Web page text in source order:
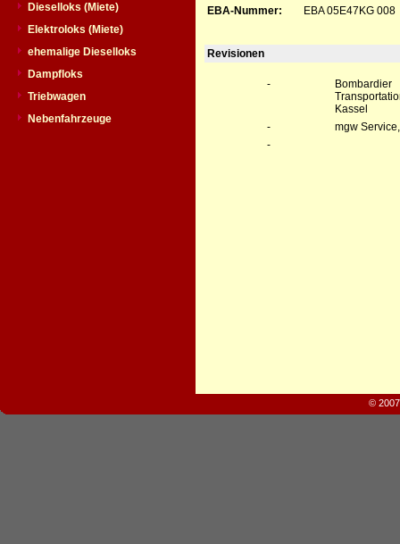
Dieselloks (Miete)
Elektroloks (Miete)
ehemalige Dieselloks
Dampfloks
Triebwagen
Nebenfahrzeuge
EBA-Nummer:
EBA 05E47KG 008
Revisionen
-
Bombardier
Kassel
-
mgw
-
©